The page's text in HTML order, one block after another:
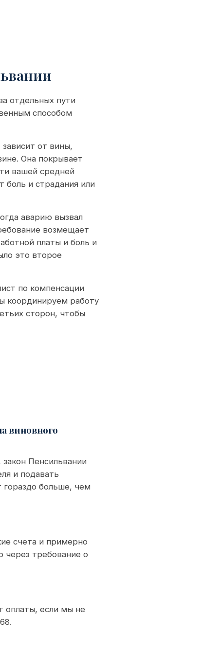
отдельных пути
способом
от вины,
Она покрывает
вашей средней
боль и страдания или
аварию вызвал
возмещает
платы и боль и
это второе
по компенсации
координируем работу
сторон, чтобы
виновного
Пенсильвании
и подавать
гораздо больше, чем
счета и примерно
через требование о
оплаты, если мы не